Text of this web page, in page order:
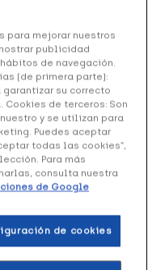
alimenticio
y minerales.
para mejorar nuestros
publicidad
de navegación.
(de primera parte):
su correcto
de terceros: Son
y se utilizan para
Puedes aceptar
todas las cookies”,
Para más
consulta nuestra
de Google
de cookies